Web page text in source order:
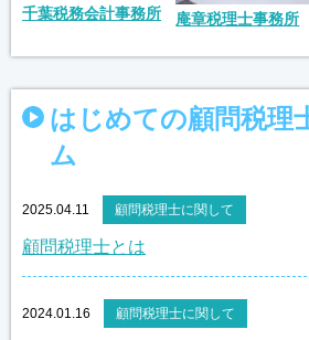
千葉税務会計事務所 庵章税理士事務所
はじめての顧問税理
ム
2025.04.11 顧問税理士に関して
顧問税理士とは
2024.01.16 顧問税理士に関して